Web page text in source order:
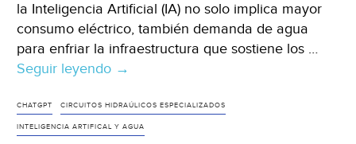
la Inteligencia Artificial (IA) no solo implica mayor
consumo eléctrico, también demanda de agua
para enfriar la infraestructura que sostiene los …
Seguir leyendo México-
de
agua
→
CHATGPT CIRCUITOS HIDRAÚLICOS ESPECIALIZADOS
INTELIGENCIA ARTIFICAL Y AGUA